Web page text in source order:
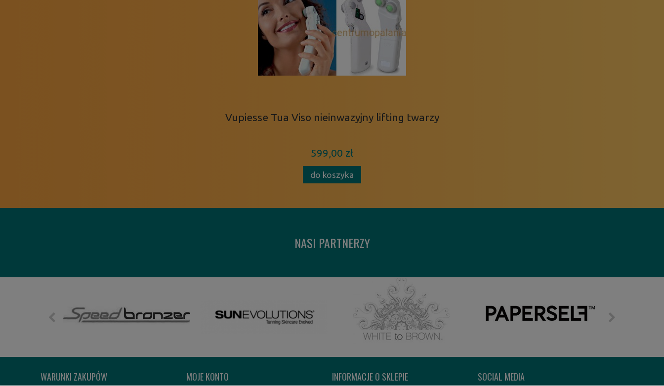
Vupiesse Tua Viso nieinwazyjny lifting twarzy
599,00 zł
do koszyka
NASI PARTNERZY
WARUNKI ZAKUPÓW MOJE KONTO INFORMACJE O SKLEPIE SOCIAL MEDIA